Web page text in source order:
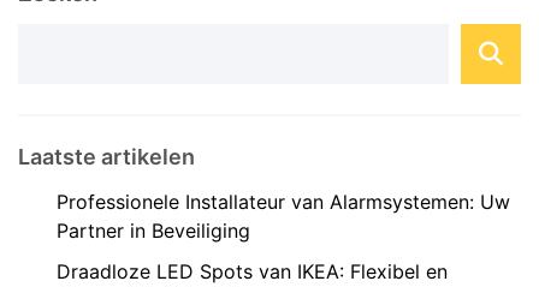
Laatste artikelen
Professionele Installateur van Alarmsystemen: Uw
Partner in Beveiliging
Draadloze LED Spots van IKEA: Flexibel en